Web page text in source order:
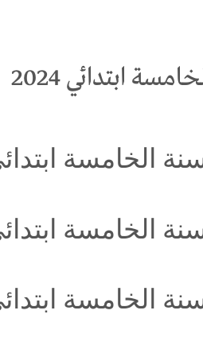
ابتدائي 2024
الخامسة
الخامسة
الخامسة